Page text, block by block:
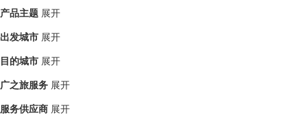
产品主题 展开
出发城市 展开
目的城市 展开
广之旅服务 展开
服务供应商 展开